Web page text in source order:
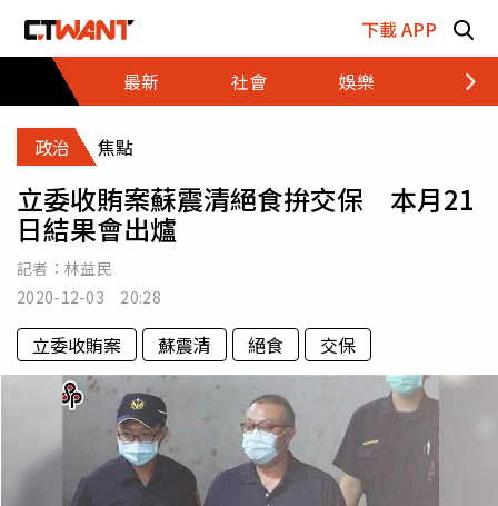
下載 APP
最新
社會 娛樂 財經
政治 焦點
立委收賄案蘇震清絕食拚交保 本月21
日結果會出爐
記者： 林益民
2020-12-03 20:28
立委收賄案 蘇震清 絕食 交保